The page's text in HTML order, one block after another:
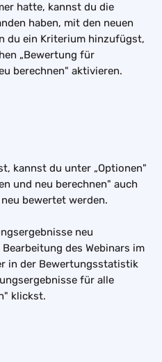
hatte, kannst du die
haben, mit den neuen
du ein Kriterium hinzufügst,
„Bewertung für
berechnen" aktivieren.
kannst du unter „Optionen"
und neu berechnen" auch
bewertet werden.
neu
des Webinars im
in der Bewertungsstatistik
für alle
klickst.